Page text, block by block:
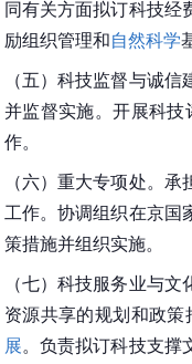
同有关方面拟订科技经
励组织管理和自然科学
（五）科技监督与诚
并监督实施。开展科
作。
（六）重大专项处。
工作。协调组织在京国
策措施并组织实施。
（七）科技服务业与
资源共享的规划和政
展。负责拟订科技支撑